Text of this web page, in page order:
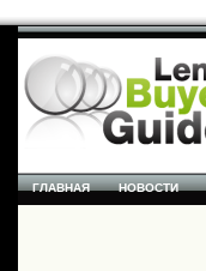
ГЛАВНАЯ НОВОСТИ